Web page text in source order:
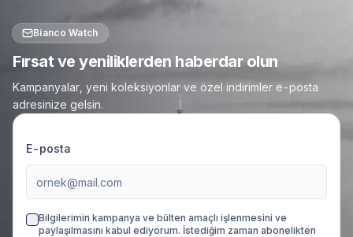
Bianco Watch
Fırsat ve yeniliklerden haberdar olun
Kampanyalar, yeni koleksiyonlar ve özel indirimler e-posta
adresinize gelsin.
E-posta
Bilgilerimin kampanya ve bülten amaçlı işlenmesini ve
paylaşılmasını kabul ediyorum. İstediğim zaman abonelikten